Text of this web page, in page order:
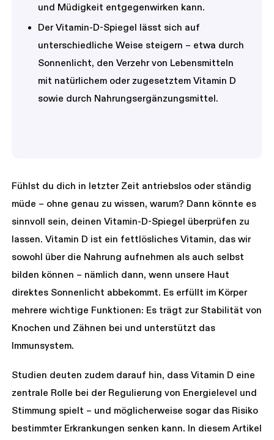
und Müdigkeit entgegenwirken kann.
Der Vitamin-D-Spiegel lässt sich auf
unterschiedliche Weise steigern – etwa durch
Sonnenlicht, den Verzehr von Lebensmitteln
mit natürlichem oder zugesetztem Vitamin D
sowie durch Nahrungsergänzungsmittel.
Fühlst du dich in letzter Zeit antriebslos oder ständig
müde – ohne genau zu wissen, warum? Dann könnte es
sinnvoll sein, deinen Vitamin-D-Spiegel überprüfen zu
lassen. Vitamin D ist ein fettlösliches Vitamin, das wir
sowohl über die Nahrung aufnehmen als auch selbst
bilden können – nämlich dann, wenn unsere Haut
direktes Sonnenlicht abbekommt. Es erfüllt im Körper
mehrere wichtige Funktionen: Es trägt zur Stabilität von
Knochen und Zähnen bei und unterstützt das
Immunsystem.
Studien deuten zudem darauf hin, dass Vitamin D eine
zentrale Rolle bei der Regulierung von Energielevel und
Stimmung spielt – und möglicherweise sogar das Risiko
bestimmter Erkrankungen senken kann. In diesem Artikel